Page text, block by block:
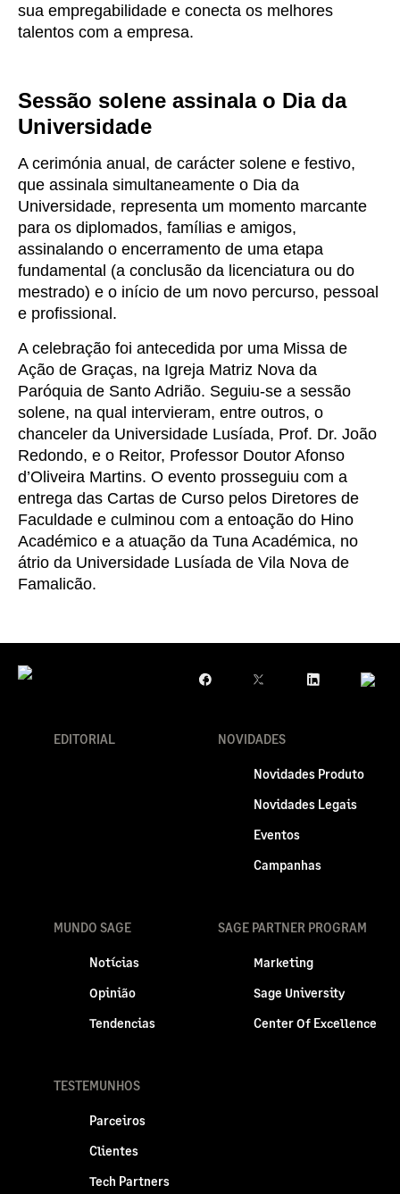
sua empregabilidade e conecta os melhores
talentos com a empresa.
Sessão solene assinala o Dia da
Universidade
A cerimónia anual, de carácter solene e festivo,
que assinala simultaneamente o Dia da
Universidade, representa um momento marcante
para os diplomados, famílias e amigos,
assinalando o encerramento de uma etapa
fundamental (a conclusão da licenciatura ou do
mestrado) e o início de um novo percurso, pessoal
e profissional.
A celebração foi antecedida por uma Missa de
Ação de Graças, na Igreja Matriz Nova da
Paróquia de Santo Adrião. Seguiu-se a sessão
solene, na qual intervieram, entre outros, o
chanceler da Universidade Lusíada, Prof. Dr. João
Redondo, e o Reitor, Professor Doutor Afonso
d’Oliveira Martins. O evento prosseguiu com a
entrega das Cartas de Curso pelos Diretores de
Faculdade e culminou com a entoação do Hino
Académico e a atuação da Tuna Académica, no
átrio da Universidade Lusíada de Vila Nova de
Famalicão.
EDITORIAL NOVIDADES
Novidades Produto
Novidades Legais
Eventos
Campanhas
MUNDO SAGE
Notícias
Opinião
Tendencias
SAGE PARTNER PROGRAM
Marketing
Sage University
Center Of Excellence
TESTEMUNHOS
Parceiros
Clientes
Tech Partners